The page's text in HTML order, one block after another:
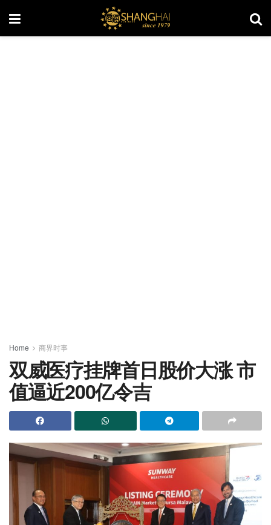
Home 商界时事
双威医疗挂牌首日股价大涨 市
值逼近200亿令吉